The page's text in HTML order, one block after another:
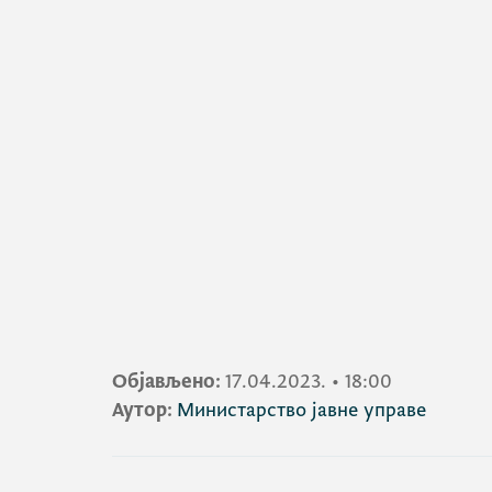
Објављено: 17.04.2023. • 18:00
Аутор: Министарство јавне управе